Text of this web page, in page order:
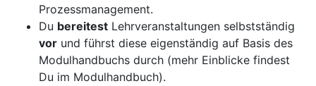
Prozessmanagement.
Du bereitest Lehrveranstaltungen selbstständig
vor und führst diese eigenständig auf Basis des
Modulhandbuchs durch (mehr Einblicke findest
Du im Modulhandbuch).